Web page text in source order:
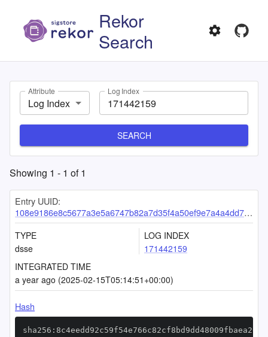
Rekor
Search
Attribute
Log Index
Log Index
SEARCH
Showing 1 - 1 of1
Entry UUID:
108e9186e8c5677a3e5a6747b82a7d35f4a50ef9e7a4a4dd7bf67a9ee024940d23728d48ce18b8d0
TYPE
dsse
LOG INDEX
171442159
INTEGRATED TIME
a year ago (2025-02-15T05:14:51+00:00)
Hash